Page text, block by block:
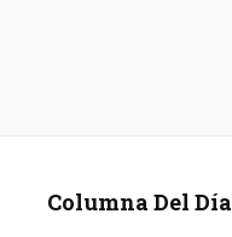
Columna Del Día